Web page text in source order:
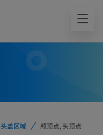
头盖区域 颅顶点, 头顶点